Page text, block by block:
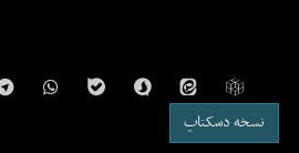
نسخه دسکتاپ